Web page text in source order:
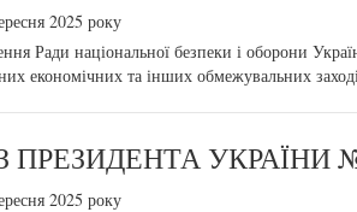
2025 року
Ради національної безпеки і оборони
економічних та інших обмежувальних
ПРЕЗИДЕНТА УКРАЇНИ
2025 року